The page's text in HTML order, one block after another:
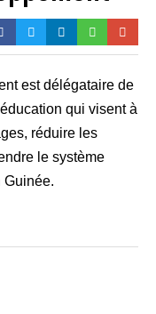
est délégataire de
qui visent à
réduire les
le système
Guinée.